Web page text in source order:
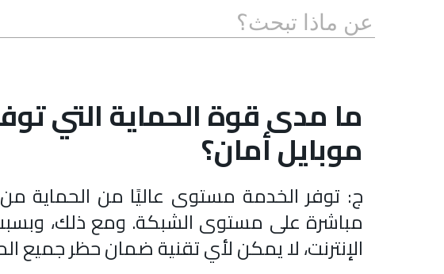
ما مدى قوة الحماية التي
موبايل أمان؟
ج: توفر الخدمة مستوى عاليًا من الحماية
مباشرة على مستوى الشبكة. ومع ذلك،
الإنترنت، لا يمكن لأي تقنية ضمان حظر جميع